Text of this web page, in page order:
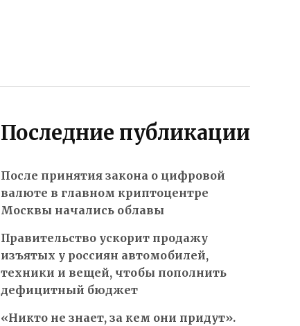
Последние публикации
После принятия закона о цифровой
валюте в главном криптоцентре
Москвы начались облавы
Правительство ускорит продажу
изъятых у россиян автомобилей,
техники и вещей, чтобы пополнить
дефицитный бюджет
«Никто не знает, за кем они придут».